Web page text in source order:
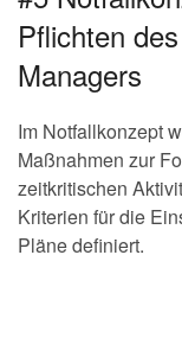
Pflichten
Managers
Im Notfallkonzept
Maßnahmen zur
zeitkritischen
Kriterien für die
Pläne definiert.